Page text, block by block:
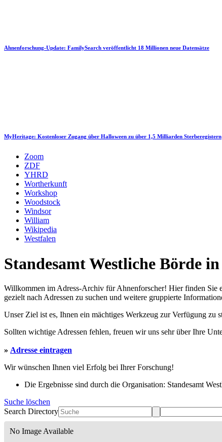
Ahnenforschung-Update: FamilySearch veröffentlicht 18 Millionen neue Datensätze
MyHeritage: Kostenloser Zugang über Halloween zu über 1,5 Milliarden Sterberegistern
Zoom
ZDF
YHRD
Wortherkunft
Workshop
Woodstock
Windsor
William
Wikipedia
Westfalen
Standesamt Westliche Börde
Willkommen im Adress-Archiv für Ahnenforscher! Hier finden Sie
gezielt nach Adressen zu suchen und weitere gruppierte
Unser Ziel ist es, Ihnen ein mächtiges Werkzeug zur Verfügung zu
Sollten wichtige Adressen fehlen, freuen wir uns sehr über Ihre
» Adresse eintragen
Wir wünschen Ihnen viel Erfolg bei Ihrer Forschung!
Die Ergebnisse sind durch die Organisation: Standesamt
Suche löschen
Search Directory
No Image Available